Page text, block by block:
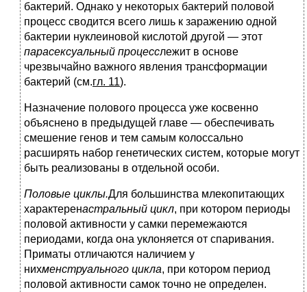
бактерий. Однако у некоторых бактерий половой
процесс сводится всего лишь к заражению одной
бактерии нуклеиновой кислотой другой — этот
парасексуальный процесслежит в основе
чрезвычайно важного явления трансформации
бактерий (см.гл. 11).
Назначение полового процесса уже косвенно
объяснено в предыдущей главе — обеспечивать
смешение генов и тем самым колоссально
расширять набор генетических систем, которые могут
быть реализованы в отдельной особи.
Половые циклы.Для большинства млекопитающих
характеренастральный цикл, при котором периоды
половой активности у самки перемежаются
периодами, когда она уклоняется от спаривания.
Приматы отличаются наличием у
нихменструального цикла, при котором период
половой активности самок точно не определен.